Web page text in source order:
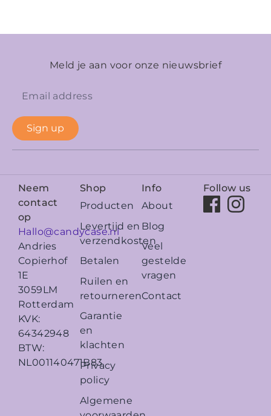
Meld je aan voor onze nieuwsbrief
Sign up
Neem
contact
op
Hallo@candycase.nl
Andries
Copierhof
1E
3059LM
Rotterdam
KVK:
64342948
BTW:
NL001140471B83
Shop
Producten
Levertijd en
verzendkosten
Betalen
Ruilen en
retourneren
Garantie
en
klachten
Privacy
policy
Algemene
Info
About
Blog
Veel
gestelde
vragen
Contact
Follow us